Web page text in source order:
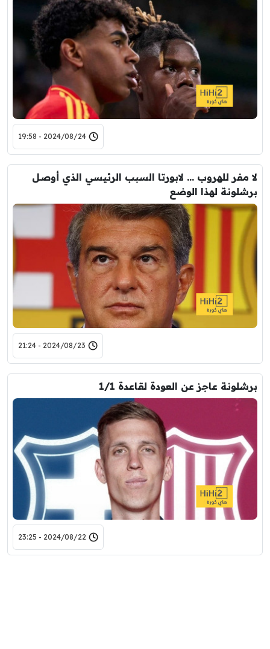
2024/08/24 - 19:58
لا مفر للهروب … لابورتا السبب الرئيسي الذي أوصل
برشلونة لهذا الوضع
2024/08/23 - 21:24
برشلونة عاجز عن العودة لقاعدة 1/1
2024/08/22 - 23:25